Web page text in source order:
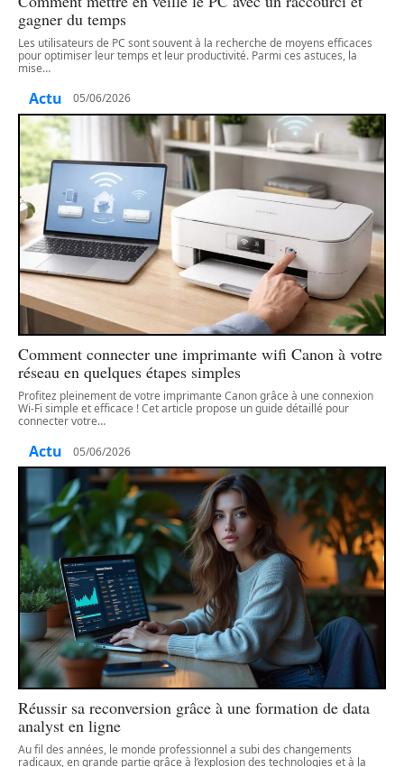
gagner du temps
Les utilisateurs de PC sont souvent à la recherche de moyens efficaces
pour optimiser leur temps et leur productivité. Parmi ces astuces, la
mise…
Actu 05/06/2026
Comment connecter une imprimante wifi Canon à votre
réseau en quelques étapes simples
Profitez pleinement de votre imprimante Canon grâce à une connexion
Wi-Fi simple et efficace ! Cet article propose un guide détaillé pour
connecter votre…
Actu 05/06/2026
Réussir sa reconversion grâce à une formation de data
analyst en ligne
Au fil des années, le monde professionnel a subi des changements
radicaux, en grande partie grâce à l’explosion des technologies et à la